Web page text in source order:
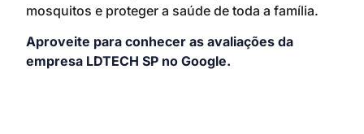
mosquitos e proteger a saúde de toda a família.
Aproveite para conhecer as avaliações da
empresa LDTECH SP no Google.